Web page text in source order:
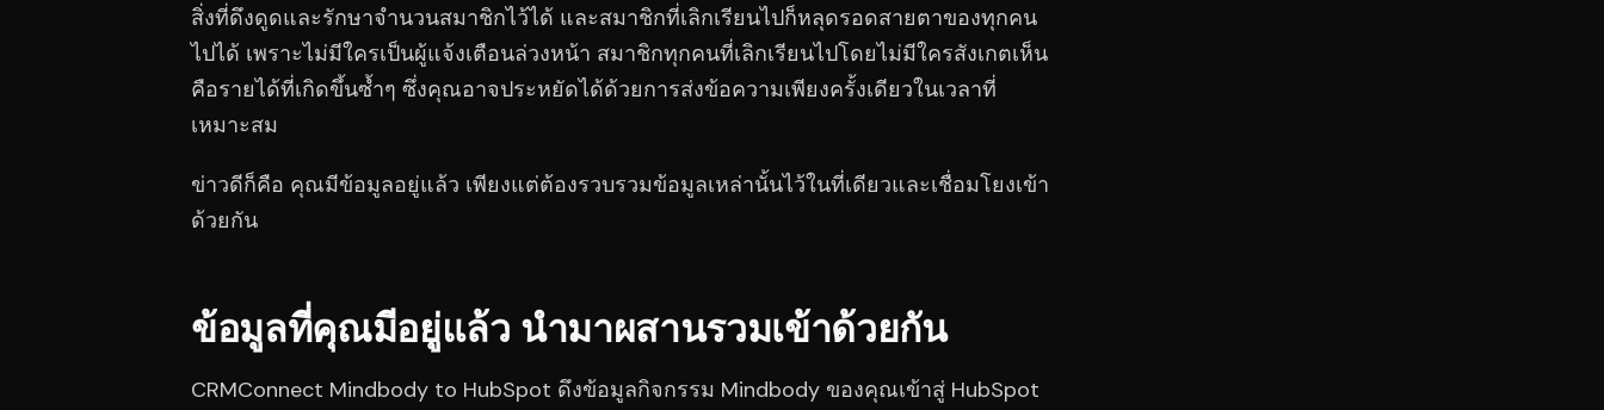
สิ่งที่ดึงดูดและรักษาจำนวนสมาชิกไว้ได้ และสมาชิกที่เลิกเรียนไปก็หลุดรอดสายตาของทุกคน
ไปได้ เพราะไม่มีใครเป็นผู้แจ้งเตือนล่วงหน้า สมาชิกทุกคนที่เลิกเรียนไปโดยไม่มีใครสังเกตเห็น
คือรายได้ที่เกิดขึ้นซ้ำๆ ซึ่งคุณอาจประหยัดได้ด้วยการส่งข้อความเพียงครั้งเดียวในเวลาที่
เหมาะสม
ข่าวดีก็คือ คุณมีข้อมูลอยู่แล้ว เพียงแต่ต้องรวบรวมข้อมูลเหล่านั้นไว้ในที่เดียวและเชื่อมโยงเข้า
ด้วยกัน
ข้อมูลที่คุณมีอยู่แล้ว นำมาผสานรวมเข้าด้วยกัน
CRMConnect Mindbody to HubSpot ดึงข้อมูลกิจกรรม Mindbody ของคุณเข้าสู่ HubSpot